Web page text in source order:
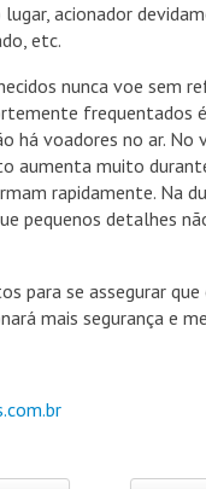
acionador
etc.
nunca voe sem
frequentados
há voadores no ar. No
aumenta muito
rapidamente. Na
pequenos detalhes
para se assegurar
mais segurança e